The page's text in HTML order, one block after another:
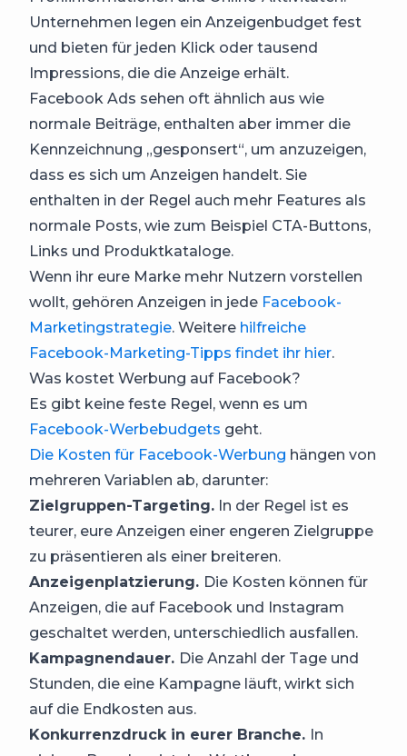
Unternehmen legen ein Anzeigenbudget fest
und bieten für jeden Klick oder tausend
Impressions, die die Anzeige erhält.
Facebook Ads sehen oft ähnlich aus wie
normale Beiträge, enthalten aber immer die
Kennzeichnung „gesponsert“, um anzuzeigen,
dass es sich um Anzeigen handelt. Sie
enthalten in der Regel auch mehr Features als
normale Posts, wie zum Beispiel CTA-Buttons,
Links und Produktkataloge.
Wenn ihr eure Marke mehr Nutzern vorstellen
wollt, gehören Anzeigen in jede Facebook-
Marketingstrategie. Weitere hilfreiche
Facebook-Marketing-Tipps findet ihr hier.
Was kostet Werbung auf Facebook?
Es gibt keine feste Regel, wenn es um
Facebook-Werbebudgets geht.
Die Kosten für Facebook-Werbung hängen von
mehreren Variablen ab, darunter:
Zielgruppen-Targeting. In der Regel ist es
teurer, eure Anzeigen einer engeren Zielgruppe
zu präsentieren als einer breiteren.
Anzeigenplatzierung. Die Kosten können für
Anzeigen, die auf Facebook und Instagram
geschaltet werden, unterschiedlich ausfallen.
Kampagnendauer. Die Anzahl der Tage und
Stunden, die eine Kampagne läuft, wirkt sich
auf die Endkosten aus.
Konkurrenzdruck in eurer Branche. In